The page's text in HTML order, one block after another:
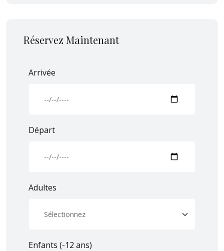
Réservez Maintenant
Arrivée
Départ
Adultes
Enfants (-12 ans)